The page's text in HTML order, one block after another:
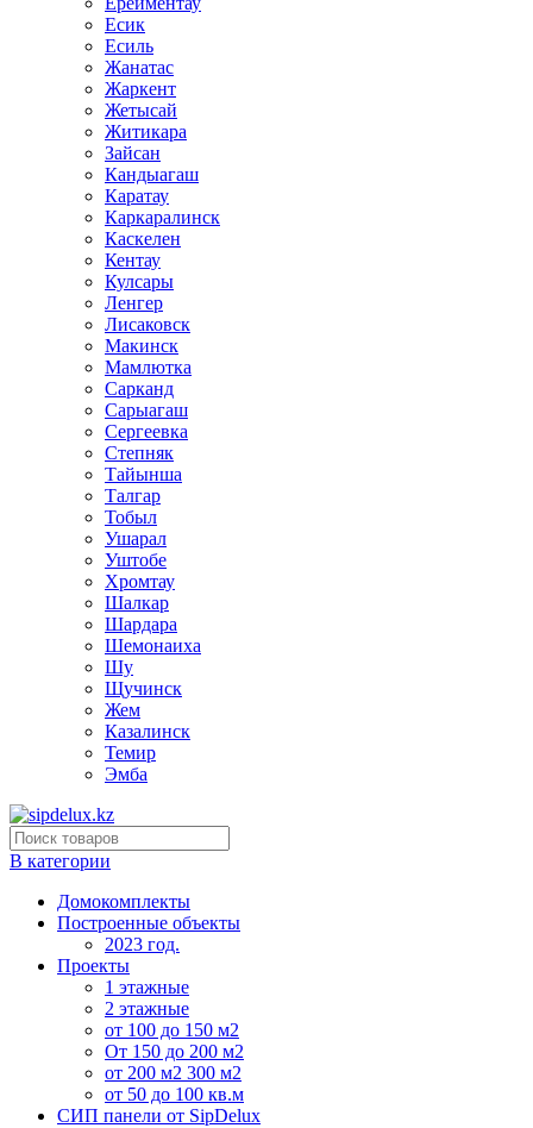
Есик
Есиль
Жанатас
Жаркент
Жетысай
Житикара
Зайсан
Кандыагаш
Каратау
Каркаралинск
Каскелен
Кентау
Кулсары
Ленгер
Лисаковск
Макинск
Мамлютка
Сарканд
Сарыагаш
Сергеевка
Степняк
Тайынша
Талгар
Тобыл
Ушарал
Уштобе
Хромтау
Шалкар
Шардара
Шемонаиха
Шу
Щучинск
Жем
Казалинск
Темир
Эмба
В категории
Домокомплекты
Построенные объекты
2023 год.
Проекты
1 этажные
2 этажные
от 100 до 150 м2
От 150 до 200 м2
от 200 м2 300 м2
от 50 до 100 кв.м
СИП панели от SipDelux